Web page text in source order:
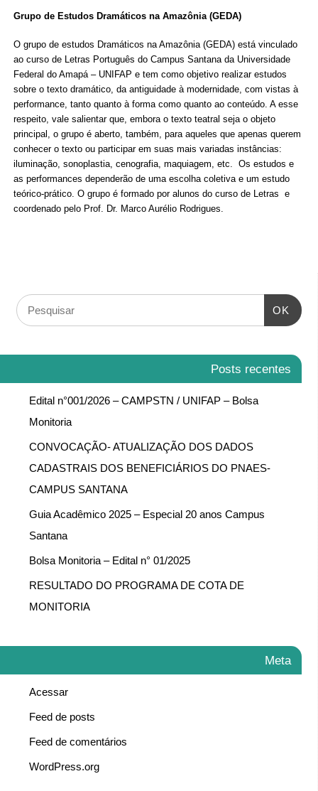
Grupo de Estudos Dramáticos na Amazônia (GEDA)
O grupo de estudos Dramáticos na Amazônia (GEDA) está vinculado
ao curso de Letras Português do Campus Santana da Universidade
Federal do Amapá – UNIFAP e tem como objetivo realizar estudos
sobre o texto dramático, da antiguidade à modernidade, com vistas à
performance, tanto quanto à forma como quanto ao conteúdo. A esse
respeito, vale salientar que, embora o texto teatral seja o objeto
principal, o grupo é aberto, também, para aqueles que apenas querem
conhecer o texto ou participar em suas mais variadas instâncias:
iluminação, sonoplastia, cenografia, maquiagem, etc. Os estudos e
as performances dependerão de uma escolha coletiva e um estudo
teórico-prático. O grupo é formado por alunos do curso de Letras e
coordenado pelo Prof. Dr. Marco Aurélio Rodrigues.
OK
Posts recentes
Edital n°001/2026 – CAMPSTN / UNIFAP – Bolsa
Monitoria
CONVOCAÇÃO- ATUALIZAÇÃO DOS DADOS
CADASTRAIS DOS BENEFICIÁRIOS DO PNAES-
CAMPUS SANTANA
Guia Acadêmico 2025 – Especial 20 anos Campus
Santana
Bolsa Monitoria – Edital n° 01/2025
RESULTADO DO PROGRAMA DE COTA DE
MONITORIA
Meta
Acessar
Feed de posts
Feed de comentários
WordPress.org